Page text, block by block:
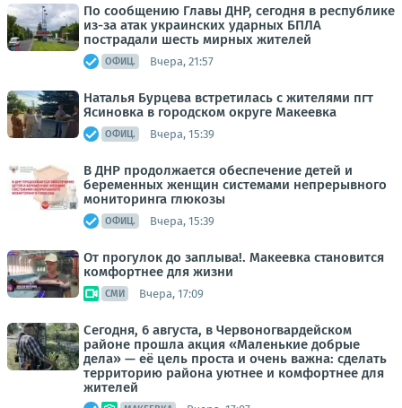
По сообщению Главы ДНР, сегодня в республике
из-за атак украинских ударных БПЛА
пострадали шесть мирных жителей
ОФИЦ. Вчера, 21:57
Наталья Бурцева встретилась с жителями пгт
Ясиновка в городском округе Макеевка
ОФИЦ. Вчера, 15:39
В ДНР продолжается обеспечение детей и
беременных женщин системами непрерывного
мониторинга глюкозы
ОФИЦ. Вчера, 15:39
От прогулок до заплыва!. Макеевка становится
комфортнее для жизни
СМИ Вчера, 17:09
Сегодня, 6 августа, в Червоногвардейском
районе прошла акция «Маленькие добрые
дела» — её цель проста и очень важна: сделать
территорию района уютнее и комфортнее для
жителей